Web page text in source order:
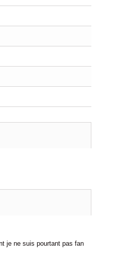
je ne suis pourtant pas fan